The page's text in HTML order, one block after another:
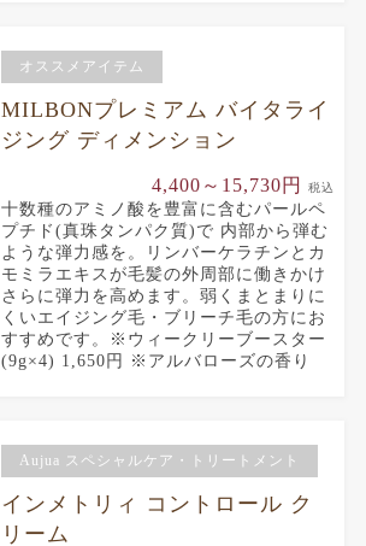
オススメアイテム
MILBONプレミアム バイタライ
ジング ディメンション
4,400～15,730円 税込
十数種のアミノ酸を豊富に含むパールペ
プチド(真珠タンパク質)で 内部から弾む
ような弾力感を。リンバーケラチンとカ
モミラエキスが毛髪の外周部に働きかけ
さらに弾力を高めます。弱くまとまりに
くいエイジング毛・ブリーチ毛の方にお
すすめです。※ウィークリーブースター
(9g×4) 1,650円 ※アルバローズの香り
Aujua スペシャルケア・トリートメント
インメトリィ コントロール ク
リーム